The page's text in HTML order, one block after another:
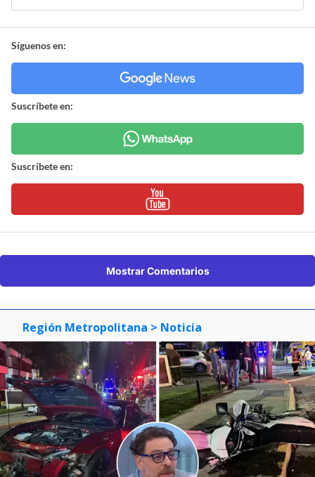
Síguenos en:
Suscríbete en:
Suscríbete en:
Mostrar Comentarios
Región Metropolitana > Noticia